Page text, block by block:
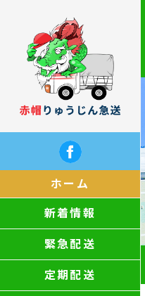
ホーム
新着情報
緊急配送
定期配送